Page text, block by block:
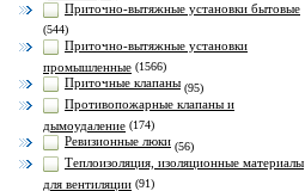
Приточно-вытяжные установки бытовые
(544)
Приточно-вытяжные установки
промышленные (1566)
Приточные клапаны (95)
Противопожарные клапаны и
дымоудаление (174)
Ревизионные люки (56)
Теплоизоляция, изоляционные материалы
для вентиляции (91)